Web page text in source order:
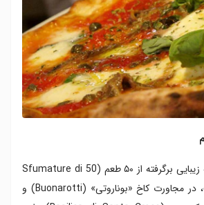
نام این رستوران که به زیبایی برگرفته از ۵۰ طعم (50 Sfumature di
Gusto) مختلف است، در مجاورت کاخ «بوناروتی» (Buonarotti) و